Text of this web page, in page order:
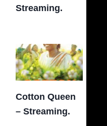
Streaming.
Cotton Queen
– Streaming.